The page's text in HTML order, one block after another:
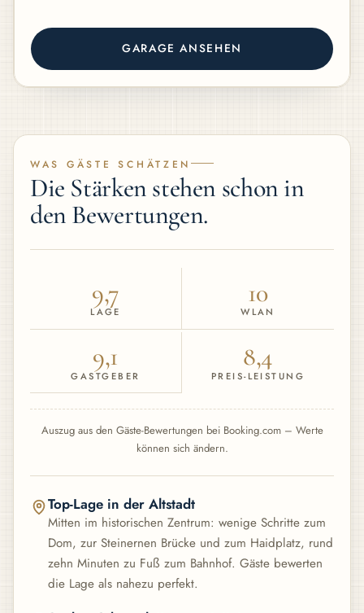
GARAGE ANSEHEN
WAS GÄSTE SCHÄTZEN
Die Stärken stehen schon in
den Bewertungen.
9,7
LAGE
10
WLAN
9,1
GASTGEBER
8,4
PREIS-LEISTUNG
Auszug aus den Gäste-Bewertungen bei Booking.com – Werte
können sich ändern.
Top-Lage in der Altstadt
Mitten im historischen Zentrum: wenige Schritte zum
Dom, zur Steinernen Brücke und zum Haidplatz, rund
zehn Minuten zu Fuß zum Bahnhof. Gäste bewerten
die Lage als nahezu perfekt.